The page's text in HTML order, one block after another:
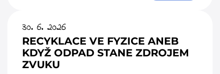
30. 6. 2026
RECYKLACE VE FYZICE ANEB
KDYŽ ODPAD STANE ZDROJEM
ZVUKU